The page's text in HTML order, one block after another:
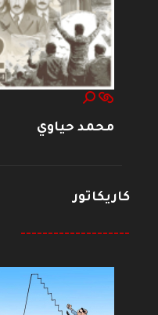
محمد حياوي
كاريكاتور
--------------------